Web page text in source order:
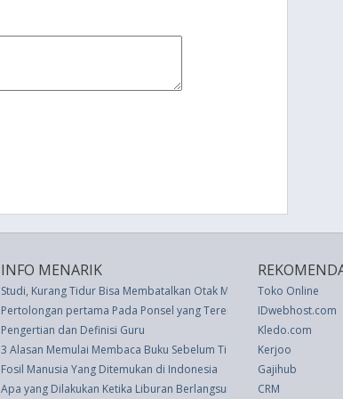
INFO MENARIK
Studi, Kurang Tidur Bisa Membatalkan Otak Manfaat Olahraga
Pertolongan pertama Pada Ponsel yang Terendam Air
Pengertian dan Definisi Guru
3 Alasan Memulai Membaca Buku Sebelum Tidur
Fosil Manusia Yang Ditemukan di Indonesia
Apa yang Dilakukan Ketika Liburan Berlangsung Gagal
Toko Online
IDwebhost.com
Kledo.com
Kerjoo
Gajihub
CRM